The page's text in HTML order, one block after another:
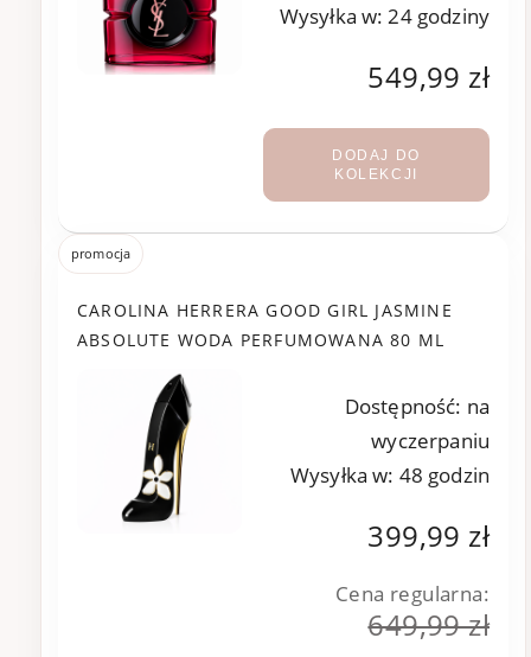
Wysyłka w: 24 godziny
549,99 zł
DODAJ DO
KOLEKCJI
CAROLINA HERRERA GOOD GIRL JASMINE
ABSOLUTE WODA PERFUMOWANA 80 ML
Dostępność: na
wyczerpaniu
Wysyłka w: 48 godzin
399,99 zł
Cena regularna:
649,99 zł
promocja